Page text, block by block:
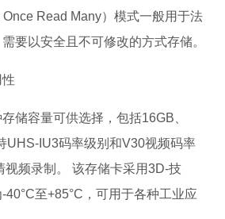
Read Many）模式一般用于法
要以安全且不可修改的方式存储。
储容量可供选择，包括16GB、
UHS-IU3码率级别和V30视频码率
视频录制。 该存储卡采用3D-技
至+85°C，可用于各种工业应